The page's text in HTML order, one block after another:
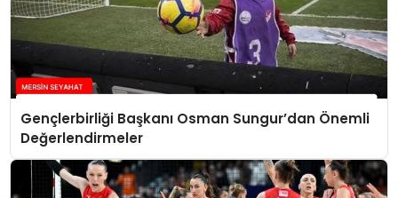
Gençlerbirliği Başkanı Osman Sungur’dan Önemli
Değerlendirmeler